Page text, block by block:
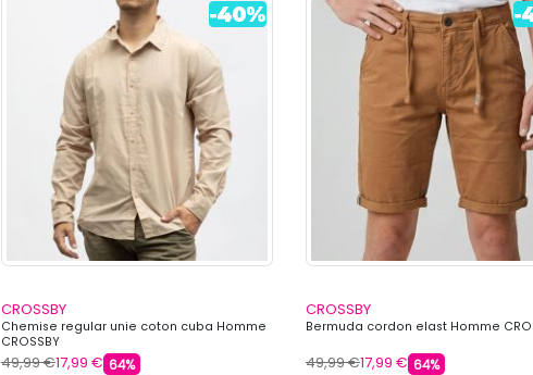
CROSSBY
Chemise regular unie coton cuba Homme
CROSSBY
49,99 €17,99 € 64%
CROSSBY
Bermuda cordon elast Homme
49,99 €17,99 € 64%